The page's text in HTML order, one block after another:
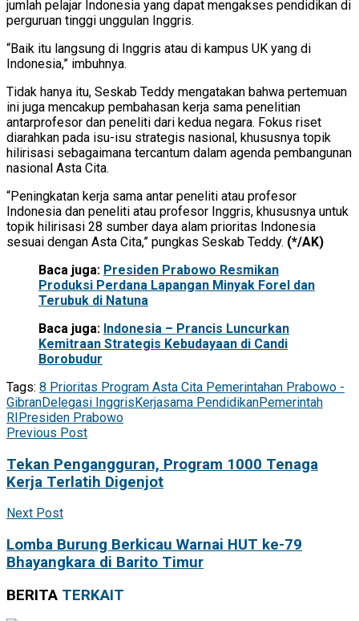
jumlah pelajar Indonesia yang dapat mengakses pendidikan di
perguruan tinggi unggulan Inggris.
“Baik itu langsung di Inggris atau di kampus UK yang di
Indonesia,” imbuhnya.
Tidak hanya itu, Seskab Teddy mengatakan bahwa pertemuan
ini juga mencakup pembahasan kerja sama penelitian
antarprofesor dan peneliti dari kedua negara. Fokus riset
diarahkan pada isu-isu strategis nasional, khususnya topik
hilirisasi sebagaimana tercantum dalam agenda pembangunan
nasional Asta Cita.
“Peningkatan kerja sama antar peneliti atau profesor
Indonesia dan peneliti atau profesor Inggris, khususnya untuk
topik hilirisasi 28 sumber daya alam prioritas Indonesia
sesuai dengan Asta Cita,” pungkas Seskab Teddy. (*/AK)
Baca juga: Presiden Prabowo Resmikan
Produksi Perdana Lapangan Minyak Forel dan
Terubuk di Natuna
Baca juga: Indonesia – Prancis Luncurkan
Kemitraan Strategis Kebudayaan di Candi
Borobudur
Tags: 8 Prioritas Program Asta Cita Pemerintahan Prabowo -
GibranDelegasi InggrisKerjasama PendidikanPemerintah
RIPresiden Prabowo
Previous Post
Tekan Pengangguran, Program 1000 Tenaga
Kerja Terlatih Digenjot
Next Post
Lomba Burung Berkicau Warnai HUT ke-79
Bhayangkara di Barito Timur
BERITA TERKAIT